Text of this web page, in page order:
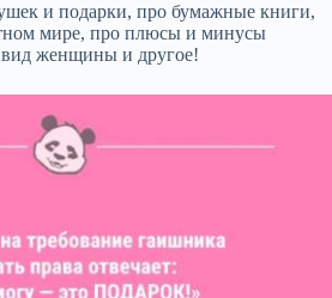
и подарки, про бумажные книги,
мире, про плюсы и минусы
женщины и другое!